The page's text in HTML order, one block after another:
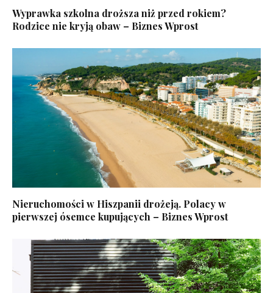
Wyprawka szkolna droższa niż przed rokiem?
Rodzice nie kryją obaw – Biznes Wprost
Nieruchomości w Hiszpanii drożeją. Polacy w
pierwszej ósemce kupujących – Biznes Wprost